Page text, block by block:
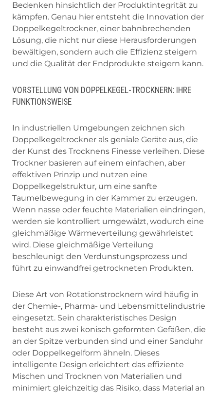
Bedenken hinsichtlich der Produktintegrität zu
kämpfen. Genau hier entsteht die Innovation der
Doppelkegeltrockner, einer bahnbrechenden
Lösung, die nicht nur diese Herausforderungen
bewältigen, sondern auch die Effizienz steigern
und die Qualität der Endprodukte steigern kann.
VORSTELLUNG VON DOPPELKEGEL-TROCKNERN: IHRE
FUNKTIONSWEISE
In industriellen Umgebungen zeichnen sich
Doppelkegeltrockner als geniale Geräte aus, die
der Kunst des Trocknens Finesse verleihen. Diese
Trockner basieren auf einem einfachen, aber
effektiven Prinzip und nutzen eine
Doppelkegelstruktur, um eine sanfte
Taumelbewegung in der Kammer zu erzeugen.
Wenn nasse oder feuchte Materialien eindringen,
werden sie kontrolliert umgewälzt, wodurch eine
gleichmäßige Wärmeverteilung gewährleistet
wird. Diese gleichmäßige Verteilung
beschleunigt den Verdunstungsprozess und
führt zu einwandfrei getrockneten Produkten.
Diese Art von Rotationstrocknern wird häufig in
der Chemie-, Pharma- und Lebensmittelindustrie
eingesetzt. Sein charakteristisches Design
besteht aus zwei konisch geformten Gefäßen, die
an der Spitze verbunden sind und einer Sanduhr
oder Doppelkegelform ähneln. Dieses
intelligente Design erleichtert das effiziente
Mischen und Trocknen von Materialien und
minimiert gleichzeitig das Risiko, dass Material an